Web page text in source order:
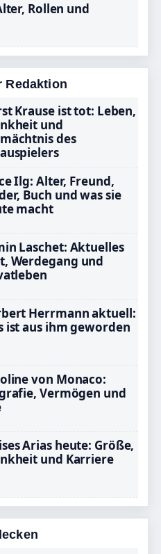
Rollen und
Redaktion
Krause ist tot: Leben,
und
des
Ilg: Alter, Freund,
Buch und was sie
macht
Laschet: Aktuelles
Werdegang und
Herrmann aktuell:
ist aus ihm geworden
von Monaco:
Vermögen und
Arias heute: Größe,
und Karriere